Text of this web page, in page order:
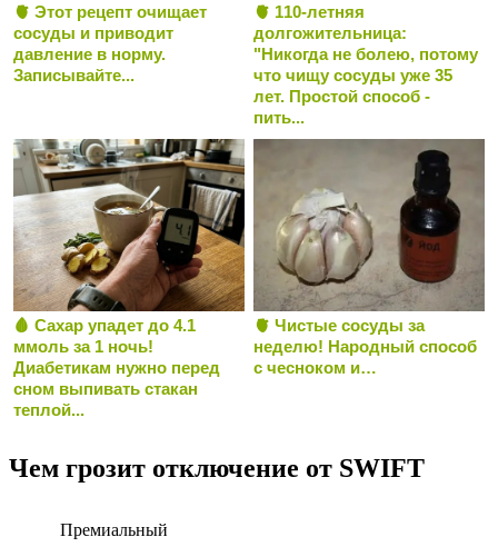
🫀 Этот рецепт очищает
сосуды и приводит
давление в норму.
Записывайте...
🫀 110-летняя
долгожительница:
"Никогда не болею, потому
что чищу сосуды уже 35
лет. Простой способ -
пить...
🩸 Сахар упадет до 4.1
ммоль за 1 ночь!
Диабетикам нужно перед
сном выпивать стакан
теплой...
🫀 Чистые сосуды за
неделю! Народный способ
с чесноком и…
Чем грозит отключение от SWIFT
Премиальный